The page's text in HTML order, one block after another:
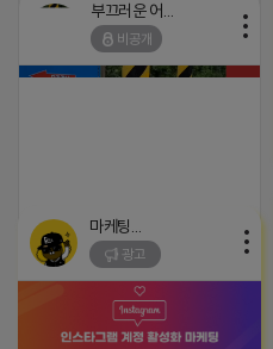
https://m.blog.naver.com/
recommendTrackingCode=0
비공개
https://m.blog.naver.com/
recommendTrackingCode=0
2026-04-18 11:58 댓글: 0개
광고